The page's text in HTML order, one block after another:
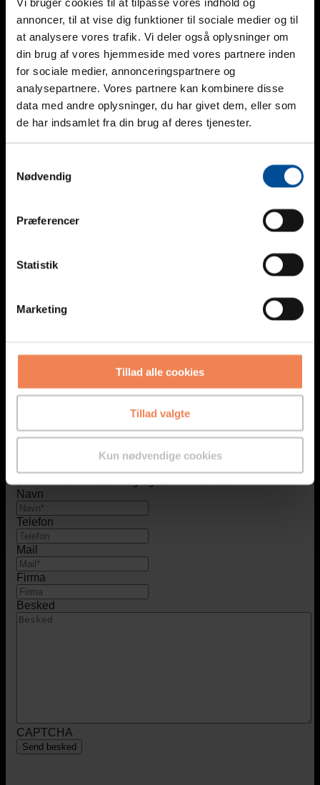
annoncer, til at vise dig funktioner til sociale medier og til
at analysere vores trafik. Vi deler også oplysninger om
din brug af vores hjemmeside med vores partnere inden
for sociale medier, annonceringspartnere og
analysepartnere. Vores partnere kan kombinere disse
data med andre oplysninger, du har givet dem, eller som
de har indsamlet fra din brug af deres tjenester.
Nødvendig
Præferencer
Statistik
Marketing
Tillad alle cookies
Tillad valgte
Kun nødvendige cookies
Kontakt os nu
Du er altid velkommen til at kontakte os på telefon, mail
eller via kontaktformularen.
+45 45 67 06 00
Øvrige support
kontaktes én af vores teknikere:Find medarbejder
*Mandag-fredag kl. 8:00-16:00 (dog fredag til kl. 15:00).
Dette felt er til validering og bør ikke ændres.
Navn
Telefon
Mail
Firma
Besked
CAPTCHA